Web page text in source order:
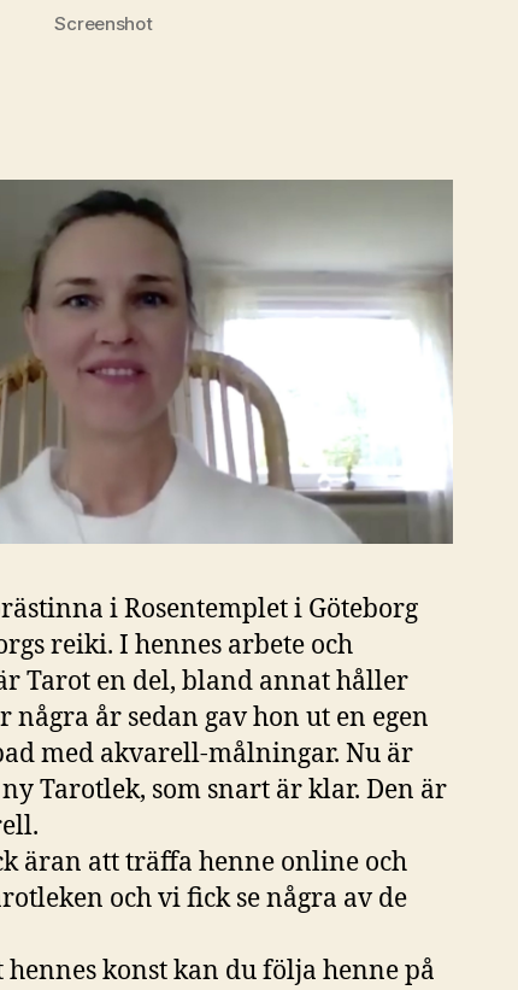
Screenshot
i Rosentemplet i Göteborg
reiki. I hennes arbete och
Tarot en del, bland annat håller
några år sedan gav hon ut en egen
med akvarell-målningar. Nu är
Tarotlek, som snart är klar. Den är
äran att träffa henne online och
och vi fick se några av de
konst kan du följa henne på